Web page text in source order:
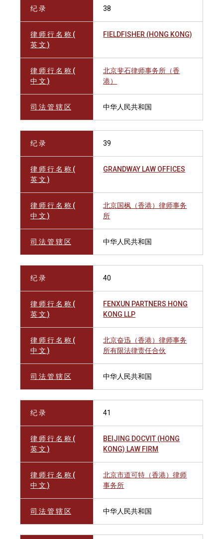
纪 录 38
律 师 行 名 称 (
英 文 )
FIELDFISHER (HONG KONG)
律 师 行 名 称 (
中 文 )
北京斐石律师事务所（香
港）
司 法 管 辖 区 中华人民共和国
纪 录 39
律 师 行 名 称 (
英 文 )
GRANDWAY LAW OFFICES
律 师 行 名 称 (
中 文 )
北京国枫（香港）律师事务
所
司 法 管 辖 区 中华人民共和国
纪 录 40
律 师 行 名 称 (
英 文 )
FENXUN PARTNERS HONG
KONG LLP
律 师 行 名 称 (
中 文 )
北京奋迅（香港）律师事务
所有限法律责任合伙
司 法 管 辖 区 中华人民共和国
纪 录 41
律 师 行 名 称 (
英 文 )
BEIJING DOCVIT (HONG
KONG) LAW FIRM
律 师 行 名 称 (
中 文 )
北京市道可特（香港）律师
事务所
司 法 管 辖 区 中华人民共和国